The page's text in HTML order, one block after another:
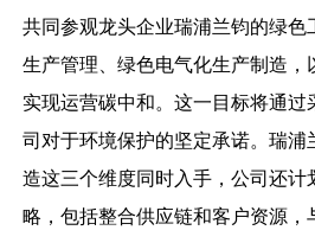
共同参观龙头企业瑞浦兰钧的绿
生产管理、绿色电气化生产制造
实现运营碳中和。这一目标将通
司对于环境保护的坚定承诺。瑞
造这三个维度同时入手，公司还
略，包括整合供应链和客户资源